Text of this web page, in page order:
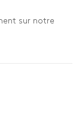
immenses,
On pourra
sur notre